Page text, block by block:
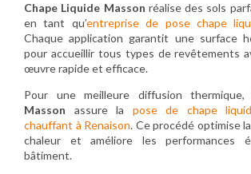
Chape Liquide Masson réalise des sols
en tant qu’entreprise de pose chape
Chaque application garantit une surface
pour accueillir tous types de revêtements
œuvre rapide et efficace.
Pour une meilleure diffusion thermique,
Masson assure la pose de chape
chauffant à Renaison. Ce procédé optimise
chaleur et améliore les performances
bâtiment.